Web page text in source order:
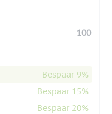
100
Bespaar 9%
Bespaar 15%
Bespaar 20%